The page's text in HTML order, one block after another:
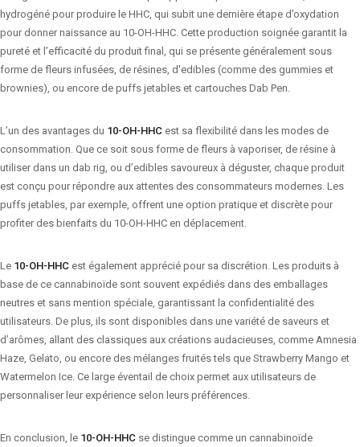
hydrogéné pour produire le HHC, qui subit une dernière étape d’oxydation
pour donner naissance au 10-OH-HHC. Cette production soignée garantit la
pureté et l’efficacité du produit final, qui se présente généralement sous
forme de fleurs infusées, de résines, d'edibles (comme des gummies et
brownies), ou encore de puffs jetables et cartouches Dab Pen.
L’un des avantages du 10-OH-HHC est sa flexibilité dans les modes de
consommation. Que ce soit sous forme de fleurs à vaporiser, de résine à
utiliser dans un dab rig, ou d’edibles savoureux à déguster, chaque produit
est conçu pour répondre aux attentes des consommateurs modernes. Les
puffs jetables, par exemple, offrent une option pratique et discrète pour
profiter des bienfaits du 10-OH-HHC en déplacement.
Le 10-OH-HHC est également apprécié pour sa discrétion. Les produits à
base de ce cannabinoïde sont souvent expédiés dans des emballages
neutres et sans mention spéciale, garantissant la confidentialité des
utilisateurs. De plus, ils sont disponibles dans une variété de saveurs et
d’arômes, allant des classiques aux créations audacieuses, comme Amnesia
Haze, Gelato, ou encore des mélanges fruités tels que Strawberry Mango et
Watermelon Ice. Ce large éventail de choix permet aux utilisateurs de
personnaliser leur expérience selon leurs préférences.
En conclusion, le 10-OH-HHC se distingue comme un cannabinoïde